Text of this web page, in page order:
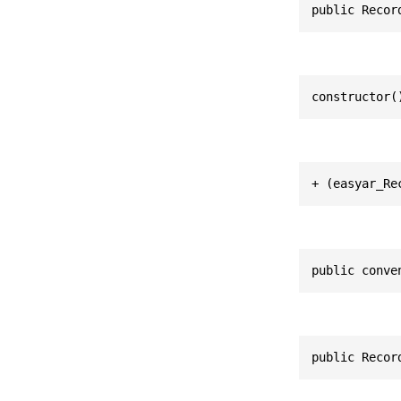
public
+
public
public